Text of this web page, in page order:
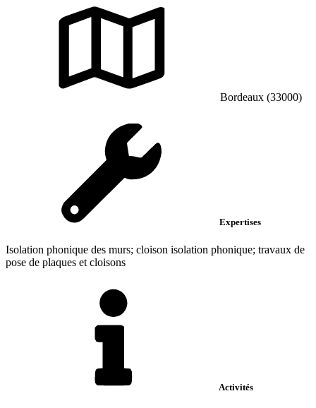
Bordeaux (33000)
Expertises
Isolation phonique des murs; cloison isolation phonique; travaux de
pose de plaques et cloisons
Activités